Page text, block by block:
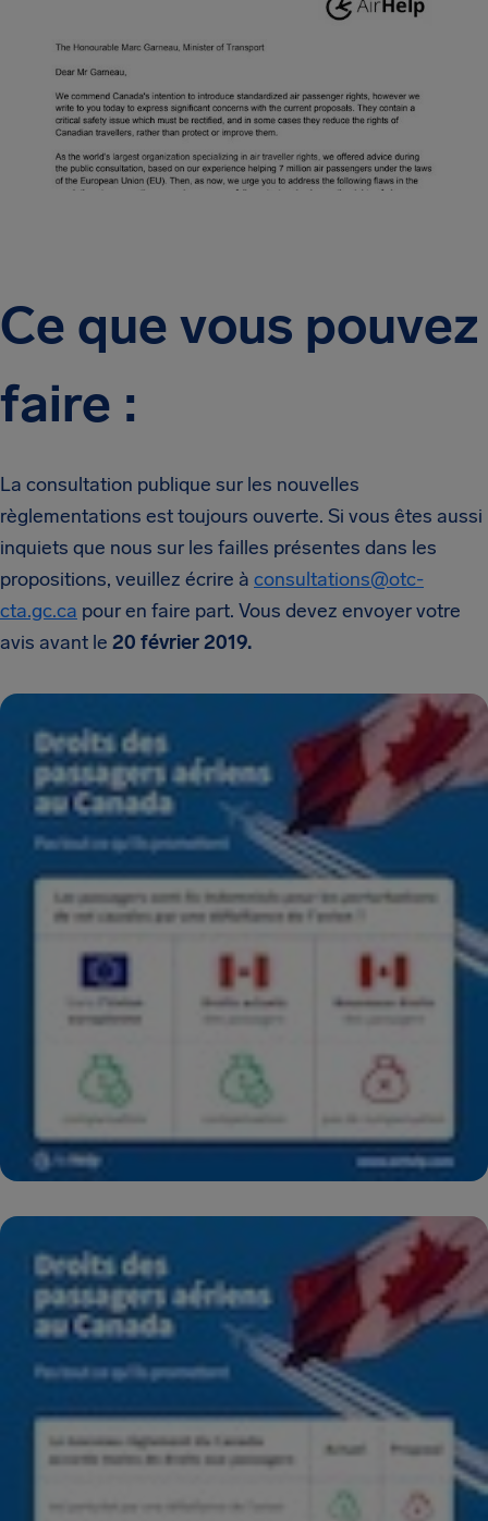
Ce que vous pouvez
faire :
La consultation publique sur les nouvelles
règlementations est toujours ouverte. Si vous êtes aussi
inquiets que nous sur les failles présentes dans les
propositions, veuillez écrire à consultations@otc-
cta.gc.ca pour en faire part. Vous devez envoyer votre
avis avant le 20 février 2019.